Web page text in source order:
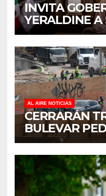
INVITA
YERALDINE A
JORNADA
PLANTARÁN
DE ÁRBOLES
AL AIRE NOTICIAS
CERRARÁN
BULEVAR
PARA
ANTES DEL
CLASES